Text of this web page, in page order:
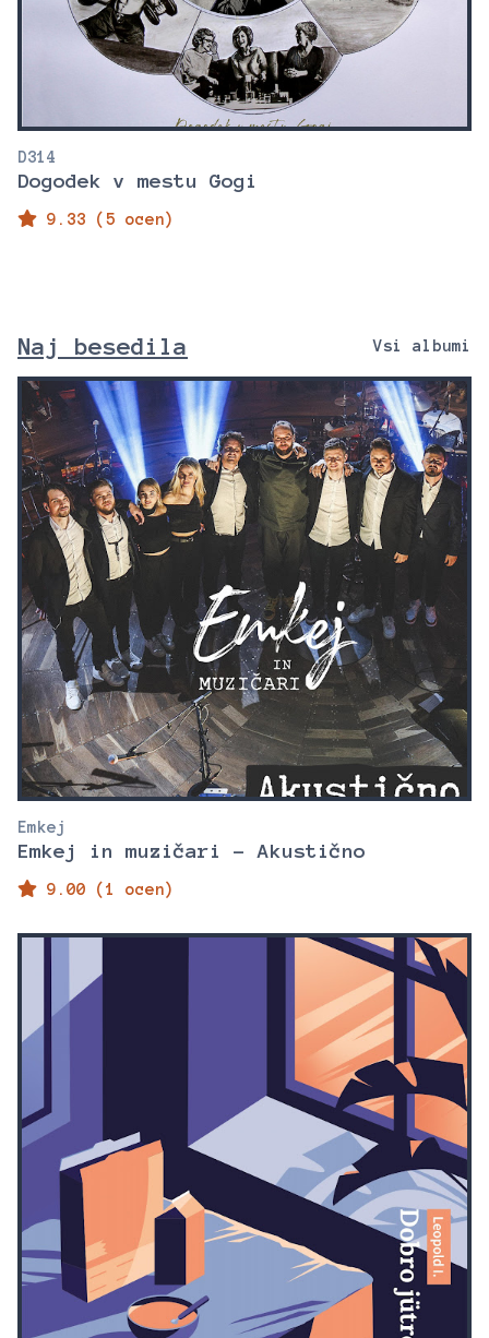
D314
Dogodek v mestu Gogi
9.33 (5 ocen)
Naj besedila Vsi albumi
Emkej
Emkej in muzičari - Akustično
9.00 (1 ocen)